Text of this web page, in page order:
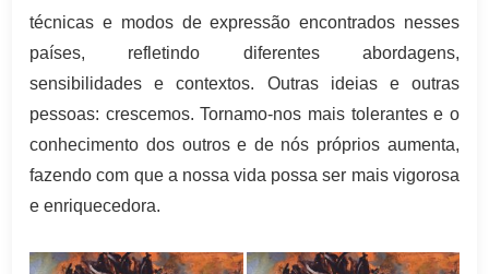
técnicas e modos de expressão encontrados nesses
países, refletindo diferentes abordagens,
sensibilidades e contextos. Outras ideias e outras
pessoas: crescemos. Tornamo-nos mais tolerantes e o
conhecimento dos outros e de nós próprios aumenta,
fazendo com que a nossa vida possa ser mais vigorosa
e enriquecedora.